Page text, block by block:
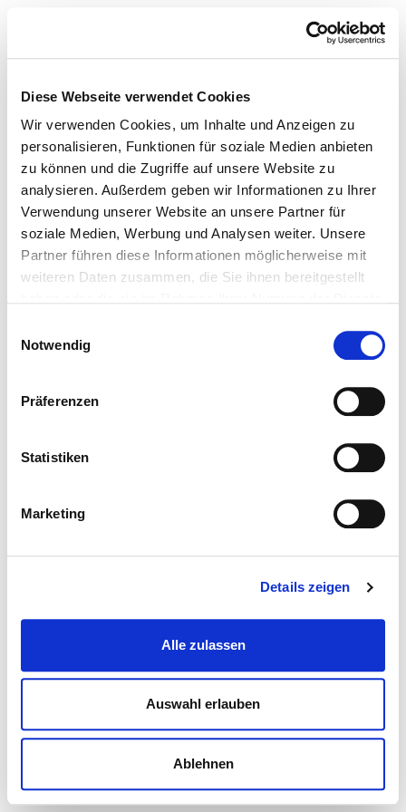
Diese Webseite verwendet Cookies
Wir verwenden Cookies, um Inhalte und Anzeigen zu
personalisieren, Funktionen für soziale Medien anbieten
zu können und die Zugriffe auf unsere Website zu
analysieren. Außerdem geben wir Informationen zu Ihrer
Verwendung unserer Website an unsere Partner für
soziale Medien, Werbung und Analysen weiter. Unsere
Partner führen diese Informationen möglicherweise mit
weiteren Daten zusammen, die Sie ihnen bereitgestellt
Notwendig
Präferenzen
Statistiken
Marketing
Details zeigen
Alle zulassen
Auswahl erlauben
Ablehnen